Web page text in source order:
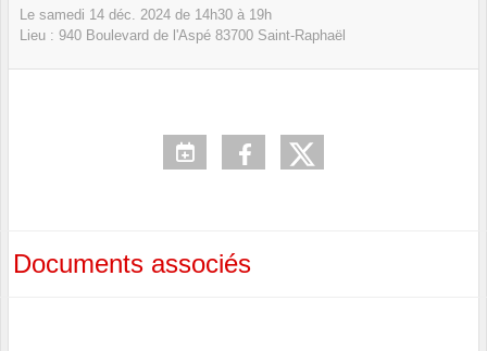
Le samedi 14 déc. 2024 de 14h30 à 19h
Lieu : 940 Boulevard de l'Aspé 83700 Saint-Raphaël
Documents associés